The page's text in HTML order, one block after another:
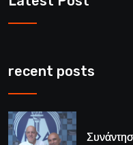
recent posts